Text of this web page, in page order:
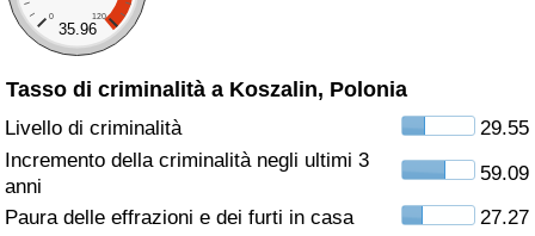
0 120
35.96
Tasso di criminalità a Koszalin, Polonia
Livello di criminalità
29.55
Incremento della criminalità negli ultimi 3
anni
59.09
Paura delle effrazioni e dei furti in casa
27.27
ad Aqaba
Criminalità
Indice del Tasso di Criminalità (Corrente)
Indice della Criminalità
Indice di criminalità per paese